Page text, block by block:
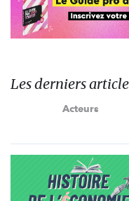
Les derniers
Acteurs